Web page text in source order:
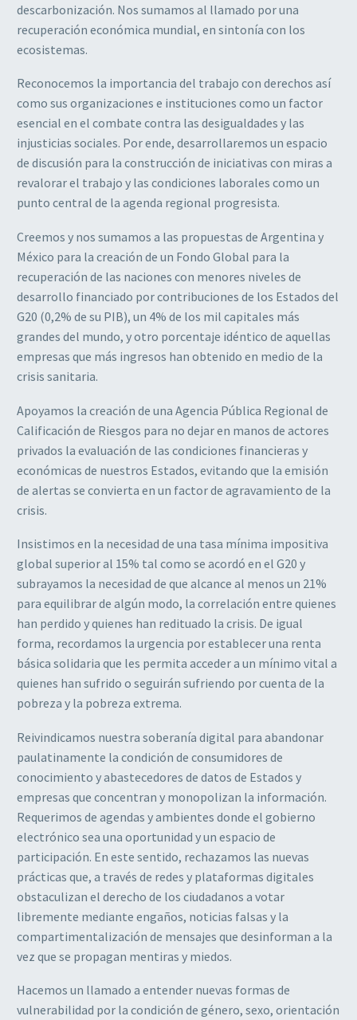
descarbonización. Nos sumamos al llamado por una
recuperación económica mundial, en sintonía con los
ecosistemas.
Reconocemos la importancia del trabajo con derechos así
como sus organizaciones e instituciones como un factor
esencial en el combate contra las desigualdades y las
injusticias sociales. Por ende, desarrollaremos un espacio
de discusión para la construcción de iniciativas con miras a
revalorar el trabajo y las condiciones laborales como un
punto central de la agenda regional progresista.
Creemos y nos sumamos a las propuestas de Argentina y
México para la creación de un Fondo Global para la
recuperación de las naciones con menores niveles de
desarrollo financiado por contribuciones de los Estados del
G20 (0,2% de su PIB), un 4% de los mil capitales más
grandes del mundo, y otro porcentaje idéntico de aquellas
empresas que más ingresos han obtenido en medio de la
crisis sanitaria.
Apoyamos la creación de una Agencia Pública Regional de
Calificación de Riesgos para no dejar en manos de actores
privados la evaluación de las condiciones financieras y
económicas de nuestros Estados, evitando que la emisión
de alertas se convierta en un factor de agravamiento de la
crisis.
Insistimos en la necesidad de una tasa mínima impositiva
global superior al 15% tal como se acordó en el G20 y
subrayamos la necesidad de que alcance al menos un 21%
para equilibrar de algún modo, la correlación entre quienes
han perdido y quienes han redituado la crisis. De igual
forma, recordamos la urgencia por establecer una renta
básica solidaria que les permita acceder a un mínimo vital a
quienes han sufrido o seguirán sufriendo por cuenta de la
pobreza y la pobreza extrema.
Reivindicamos nuestra soberanía digital para abandonar
paulatinamente la condición de consumidores de
conocimiento y abastecedores de datos de Estados y
empresas que concentran y monopolizan la información.
Requerimos de agendas y ambientes donde el gobierno
electrónico sea una oportunidad y un espacio de
participación. En este sentido, rechazamos las nuevas
prácticas que, a través de redes y plataformas digitales
obstaculizan el derecho de los ciudadanos a votar
libremente mediante engaños, noticias falsas y la
compartimentalización de mensajes que desinforman a la
vez que se propagan mentiras y miedos.
Hacemos un llamado a entender nuevas formas de
vulnerabilidad por la condición de género, sexo, orientación